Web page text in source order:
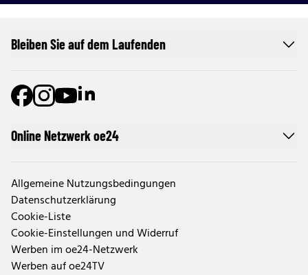
Online Netzwerk oe24
Allgemeine Nutzungsbedingungen
Datenschutzerklärung
Cookie-Liste
Cookie-Einstellungen und Widerruf
Werben im oe24-Netzwerk
Werben auf oe24TV
Bleiben Sie auf dem Laufenden